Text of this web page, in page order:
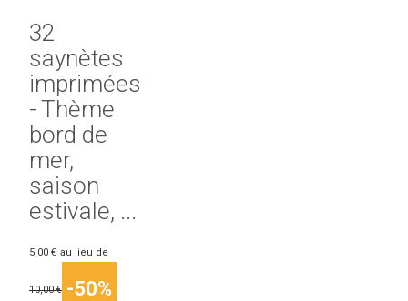
32
saynètes
imprimées
- Thème
bord de
mer,
saison
estivale, ...
5,00 € au lieu de
10,00 € -50%